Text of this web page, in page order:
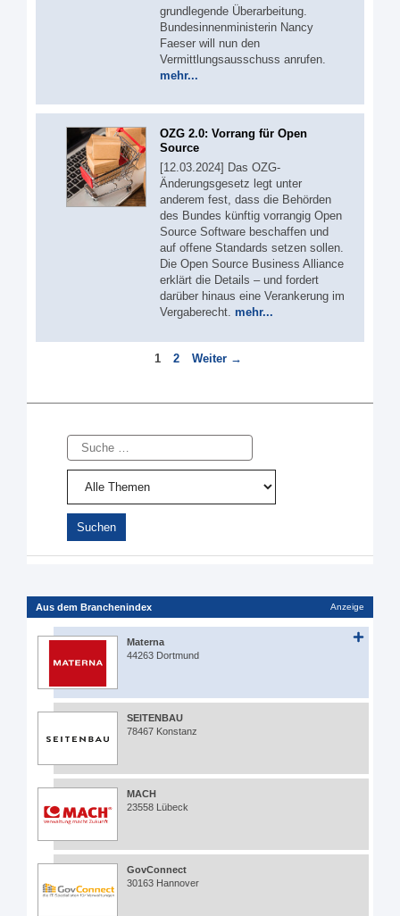
grundlegende Überarbeitung.
Bundesinnenministerin Nancy
Faeser will nun den
Vermittlungsausschuss anrufen.
mehr...
OZG 2.0: Vorrang für Open
Source
[12.03.2024] Das OZG-
Änderungsgesetz legt unter
anderem fest, dass die Behörden
des Bundes künftig vorrangig Open
Source Software beschaffen und
auf offene Standards setzen sollen.
Die Open Source Business Alliance
erklärt die Details – und fordert
darüber hinaus eine Verankerung im
Vergaberecht. mehr...
Seite
1 Seite
2 Weiter →
Suche
Aus dem Branchenindex Anzeige
Materna
44263 Dortmund
SEITENBAU
78467 Konstanz
MACH
23558 Lübeck
GovConnect
30163 Hannover